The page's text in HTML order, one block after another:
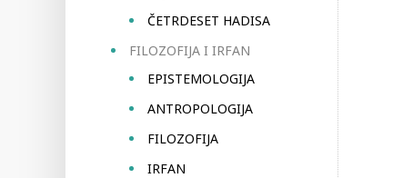
ČETRDESET HADISA
FILOZOFIJA I IRFAN
EPISTEMOLOGIJA
ANTROPOLOGIJA
FILOZOFIJA
IRFAN